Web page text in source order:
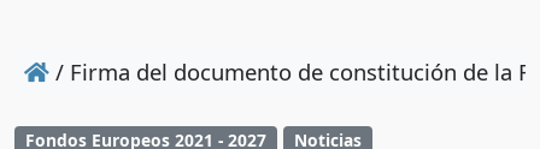
/ Firma del documento de constitución de la
Fondos Europeos 2021 - 2027 Noticias